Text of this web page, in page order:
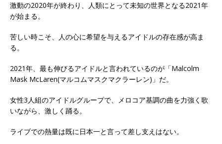
激動の2020年が終わり、人類にとって未知の世界となる2021年
が始まる。
苦しい時こそ、人の心に希望を与えるアイドルの存在感が高ま
る。
2021年、最も伸びるアイドルと言われているのが「Malcolm
Mask McLaren(マルコムマスクマクラーレン)」だ。
女性3人組のアイドルグループで、メロコア基調の曲を力強く歌
いながら、激しく踊る。
ライブでの熱量は既に日本一と言って差し支えはない。